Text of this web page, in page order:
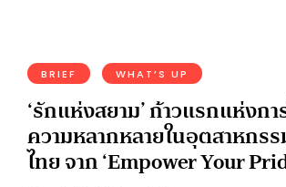
BRIEF WHAT’S UP
‘รักแห่งสยาม’ ก้าวแรกแห่งก
ความหลากหลายในอุตสาหกร
ไทย จาก ‘Empower Your